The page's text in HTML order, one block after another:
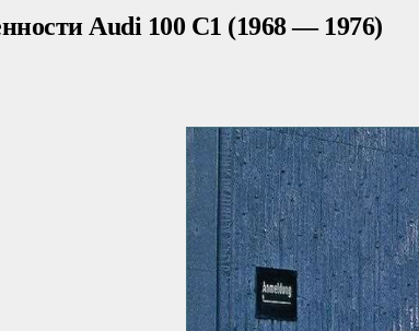
Audi 100 C1 (1968 — 1976)